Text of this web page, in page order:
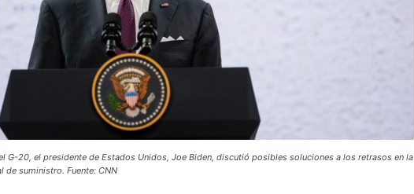
G-20, el presidente de Estados Unidos, Joe Biden, discutió posibles soluciones a los retrasos en la
de suministro. Fuente: CNN